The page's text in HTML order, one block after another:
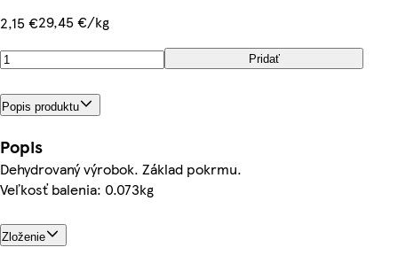
2,15 €29,45 €/kg
Pridať
Popis produktu
Popis
Dehydrovaný výrobok. Základ pokrmu.
Veľkosť balenia: 0.073kg
Zloženie